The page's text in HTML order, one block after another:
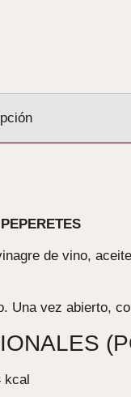
de vino,
Una vez abierto,
kcal